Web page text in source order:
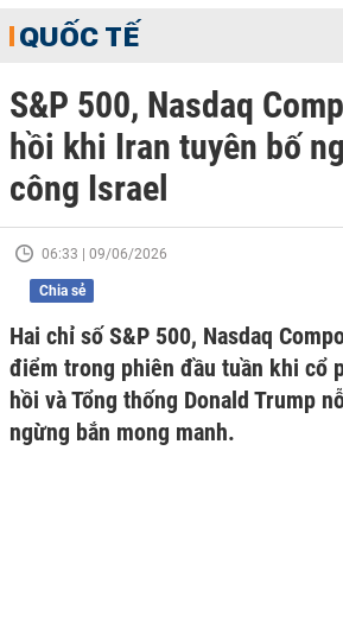
QUỐC TẾ
S&P 500, Nasdaq
hồi khi Iran tuyên bố
công Israel
06:33 | 09/06/2026
Chia sẻ
Hai chỉ số S&P 500, Nasdaq
điểm trong phiên đầu tuần khi cổ
hồi và Tổng thống Donald Trump
ngừng bắn mong manh.